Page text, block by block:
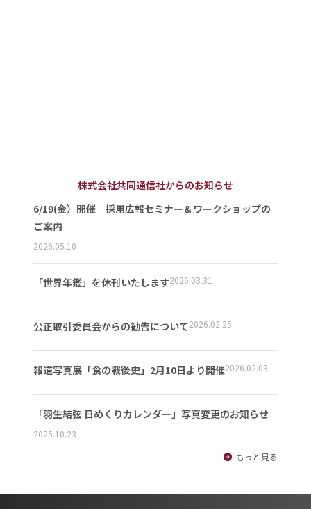
株式会社共同通信社からのお知らせ
6/19(金）開催 採用広報セミナー＆ワークショップの
ご案内
2026.05.10
「世界年鑑」を休刊いたします2026.03.31
公正取引委員会からの勧告について2026.02.25
報道写真展「食の戦後史」2月10日より開催2026.02.03
「羽生結弦 日めくりカレンダー」写真変更のお知らせ
2025.10.23
もっと見る